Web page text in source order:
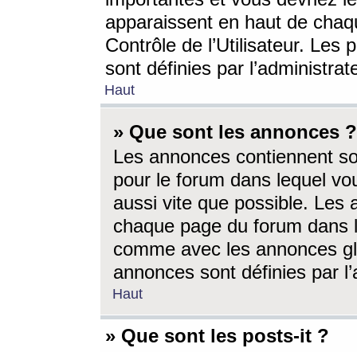
apparaissent en haut de
Contrôle de l’Utilisateur. Les
sont définies par
Haut
» Que sont les annonces ?
Les annonces contiennent
pour le forum dans lequel
aussi vite que possible. Les
chaque page du forum dans
comme avec les annonces
annonces sont définies par
Haut
» Que sont les posts-it ?